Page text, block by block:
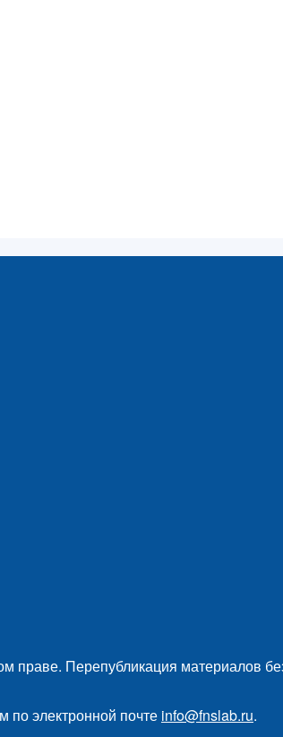
Перепубликация материалов
по электронной почте info@fnslab.ru.